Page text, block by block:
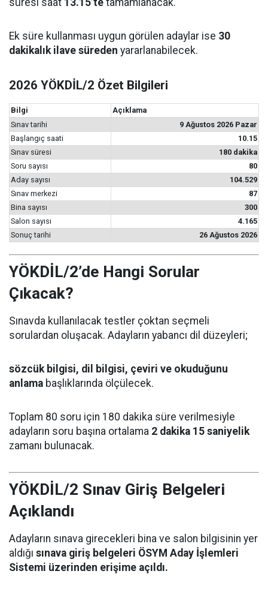
süresi saat 13.15’te tamamlanacak.
Ek süre kullanması uygun görülen adaylar ise 30
dakikalık ilave süreden yararlanabilecek.
2026 YÖKDİL/2 Özet Bilgileri
Bilgi
Açıklama
Sınav tarihi
9 Ağustos 2026 Pazar
Başlangıç saati
10.15
Sınav süresi
180 dakika
Soru sayısı
80
Aday sayısı
104.529
Sınav merkezi
87
Bina sayısı
300
Salon sayısı
4.165
Sonuç tarihi
26 Ağustos 2026
YÖKDİL/2’de Hangi Sorular
Çıkacak?
Sınavda kullanılacak testler çoktan seçmeli
sorulardan oluşacak. Adayların yabancı dil düzeyleri;
sözcük bilgisi, dil bilgisi, çeviri ve okuduğunu
anlama başlıklarında ölçülecek.
Toplam 80 soru için 180 dakika süre verilmesiyle
adayların soru başına ortalama 2 dakika 15 saniyelik
zamanı bulunacak.
YÖKDİL/2 Sınav Giriş Belgeleri
Açıklandı
Adayların sınava girecekleri bina ve salon bilgisinin yer
aldığı sınava giriş belgeleri ÖSYM Aday İşlemleri
Sistemi üzerinden erişime açıldı.